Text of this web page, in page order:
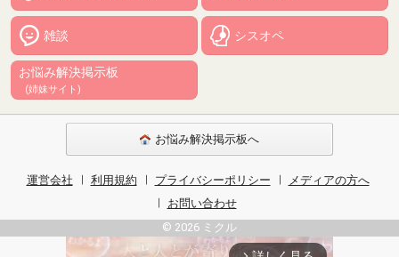
雑談 シスオペ
お悩み解決掲示板
(姉妹サイト)
お悩み解決掲示板へ
運営会社 利用規約 プライバシーポリシー
メディアの方へ
お問い合わせ
© 2026 ミクル